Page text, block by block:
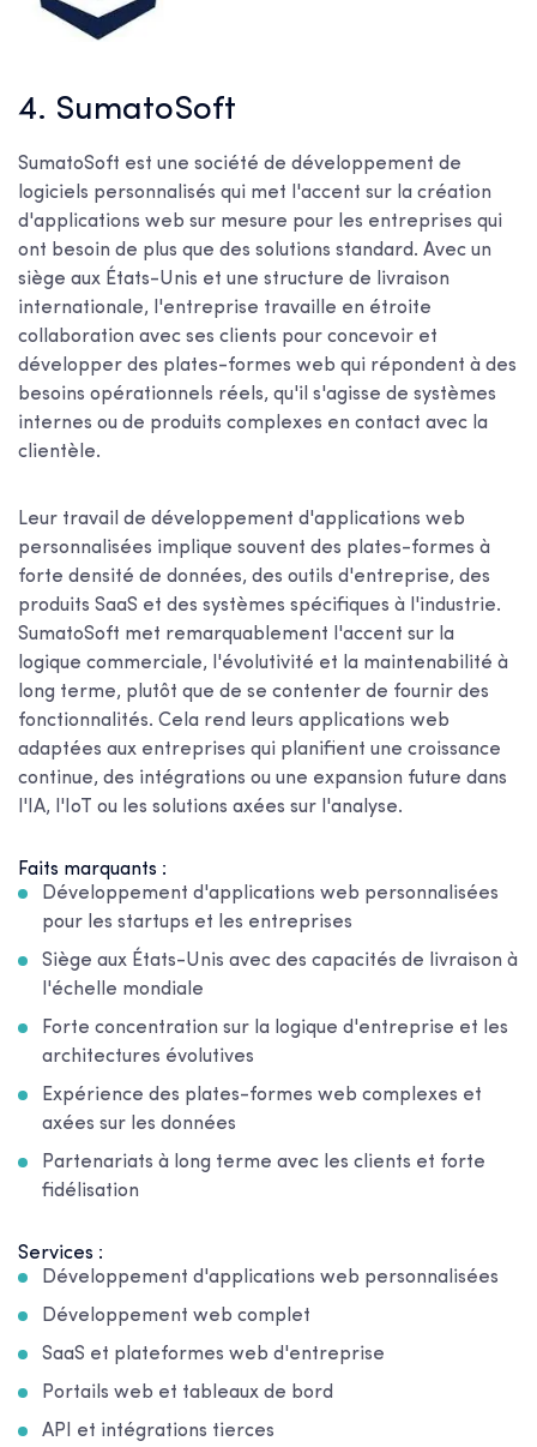
4. SumatoSoft
SumatoSoft est une société de développement de
logiciels personnalisés qui met l'accent sur la création
d'applications web sur mesure pour les entreprises qui
ont besoin de plus que des solutions standard. Avec un
siège aux États-Unis et une structure de livraison
internationale, l'entreprise travaille en étroite
collaboration avec ses clients pour concevoir et
développer des plates-formes web qui répondent à des
besoins opérationnels réels, qu'il s'agisse de systèmes
internes ou de produits complexes en contact avec la
clientèle.
Leur travail de développement d'applications web
personnalisées implique souvent des plates-formes à
forte densité de données, des outils d'entreprise, des
produits SaaS et des systèmes spécifiques à l'industrie.
SumatoSoft met remarquablement l'accent sur la
logique commerciale, l'évolutivité et la maintenabilité à
long terme, plutôt que de se contenter de fournir des
fonctionnalités. Cela rend leurs applications web
adaptées aux entreprises qui planifient une croissance
continue, des intégrations ou une expansion future dans
l'IA, l'IoT ou les solutions axées sur l'analyse.
Faits marquants :
Développement d'applications web personnalisées
pour les startups et les entreprises
Siège aux États-Unis avec des capacités de livraison à
l'échelle mondiale
Forte concentration sur la logique d'entreprise et les
architectures évolutives
Expérience des plates-formes web complexes et
axées sur les données
Partenariats à long terme avec les clients et forte
fidélisation
Services :
Développement d'applications web personnalisées
Développement web complet
SaaS et plateformes web d'entreprise
Portails web et tableaux de bord
API et intégrations tierces